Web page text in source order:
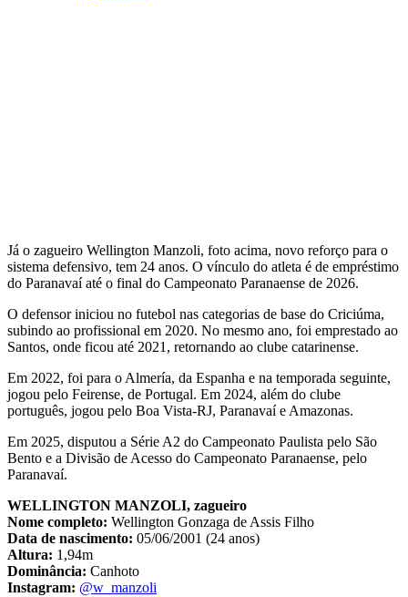
Já o zagueiro Wellington Manzoli, foto acima, novo reforço para o
sistema defensivo, tem 24 anos. O vínculo do atleta é de empréstimo
do Paranavaí até o final do Campeonato Paranaense de 2026.
O defensor iniciou no futebol nas categorias de base do Criciúma,
subindo ao profissional em 2020. No mesmo ano, foi emprestado ao
Santos, onde ficou até 2021, retornando ao clube catarinense.
Em 2022, foi para o Almería, da Espanha e na temporada seguinte,
jogou pelo Feirense, de Portugal. Em 2024, além do clube
português, jogou pelo Boa Vista-RJ, Paranavaí e Amazonas.
Em 2025, disputou a Série A2 do Campeonato Paulista pelo São
Bento e a Divisão de Acesso do Campeonato Paranaense, pelo
Paranavaí.
WELLINGTON MANZOLI, zagueiro
Nome completo: Wellington Gonzaga de Assis Filho
Data de nascimento: 05/06/2001 (24 anos)
Altura: 1,94m
Dominância: Canhoto
Instagram: @w_manzoli